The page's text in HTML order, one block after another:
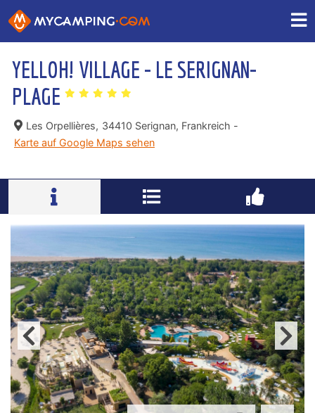
YELLOH! VILLAGE - LE SERIGNAN-
PLAGE
Les Orpellières, 34410 Serignan, Frankreich -
Karte auf Google Maps sehen